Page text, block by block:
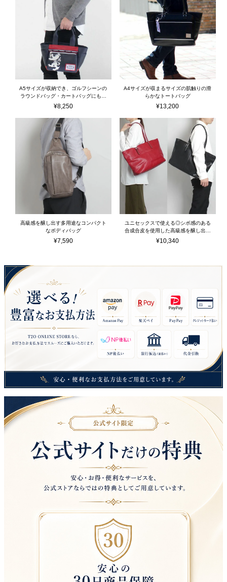
A5サイズが収納でき、ゴルフシーンの
ラウンドバッグ・カートバッグにも使
えるミニトートバッグ
¥8,250
A4サイズが収まるサイズの肌触りの滑
らかなトートバッグ
¥13,200
高級感を醸し出す多用途なコンパクト
なボディバッグ
¥7,590
ユニセックスで使える◎シボ感のある
合成合皮を使用した高級感を醸し出す
多用途なトートバッグ
¥10,340